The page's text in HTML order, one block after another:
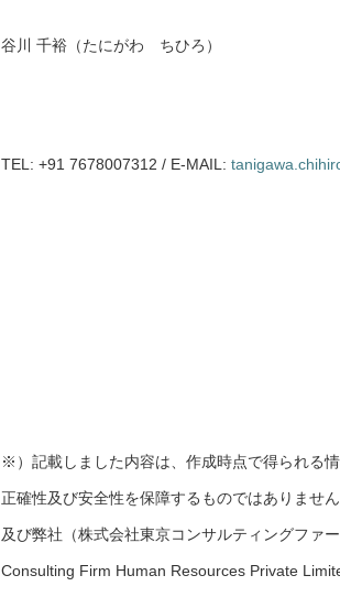
谷川 千裕（たにがわ ちひろ）
TEL: +91 7678007312 / E-MAIL:
※）記載しました内容は、作成時点で得られる
正確性及び安全性を保障するものではありませ
及び弊社（株式会社東京コンサルティングファ
Consulting Firm Human Resources Private